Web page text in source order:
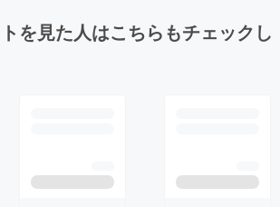
を見た人はこちらもチェックし